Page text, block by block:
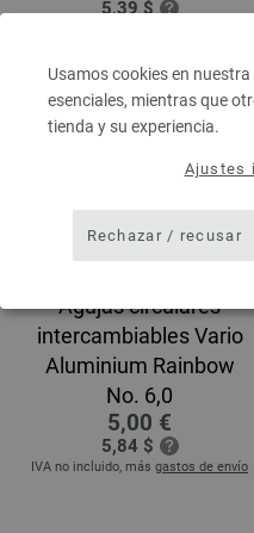
Usamos cookies en
esenciales, mientras que
tienda y su experiencia.
Ajustes
Rechazar / recusar
5,39 $
Agujas circulares
intercambiables Vario
Aluminium Rainbow
No. 6,0
5,00 €
5,84 $
IVA no incluido, más gastos de envío